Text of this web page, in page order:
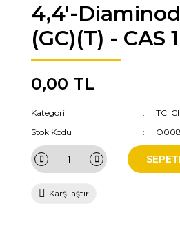
4,4'-
(GC)(T) - CAS
0,00 TL
Kategori
TCI
Stok Kodu
Karşılaştır